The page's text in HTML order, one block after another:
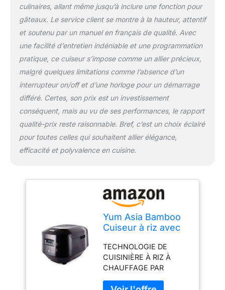
plus saine. Enduit pour
une finition durable et
durable. Comprend un
manuel d'instructions,
un panier vapeur, une
tasse à mesurer, une
spatule à riz et une
STYLE ET LA FONCTION
SE RENCONTRENT
POUR LA PERFECTION -
Écran LED blanc glacé
de commande 'Motouch'
de conception coréenne
de motif de diamant. UN
1ER POUR LE ROYAUME-
UNI ET L'EUROPE PAR
'YUM ASIA' LES
RIZ - Capacité de 8
tasses de riz non cuit (1-
8 personnes), 1,5 litre,
220-240V, 50Hz avec
culinaires, allant même jusqu’à inclure une fonction pour
gâteaux. Le service client se montre à la hauteur, attentif
et soutenu par un manuel en français de qualité. Avec
une facilité d’entretien indéniable et une programmation
pratique, ce cuiseur s’impose comme un allier précieux,
malgré quelques limitations comme l’absence d’un
interrupteur on/off et d’une horloge pour un démarrage
différé. Certes, son prix est un investissement
conséquent, mais au vu de ses performances, le rapport
qualité-prix reste raisonnable. Bref, c’est un choix éclairé
pour toutes celles qui souhaitent allier élégance,
efficacité et polyvalence en cuisine.
Yum Asia Bamboo
Cuiseur à riz avec
induction (IH) et bol
en céramique, 7
fonctions de
cuisson au riz, 4
TECHNOLOGIE DE
CUISINIÈRE À RIZ À
CHAUFFAGE PAR